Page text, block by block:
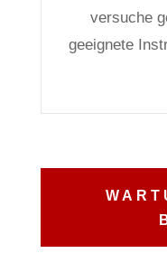
versuche
geeignete